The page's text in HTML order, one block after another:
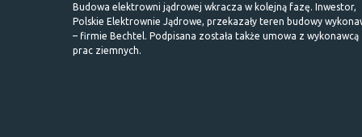
Budowa elektrowni jądrowej wkracza w kolejną fazę. Inwestor,
Polskie Elektrownie Jądrowe, przekazały teren budowy
– firmie Bechtel. Podpisana została także umowa z wykonawcą
prac ziemnych.